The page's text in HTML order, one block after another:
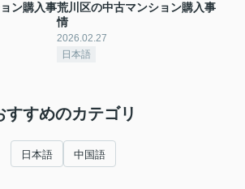
ン購入事荒川区の中古マンション購入事
情
2026.02.27
日本語
すすめのカテゴリ
日本語 中国語